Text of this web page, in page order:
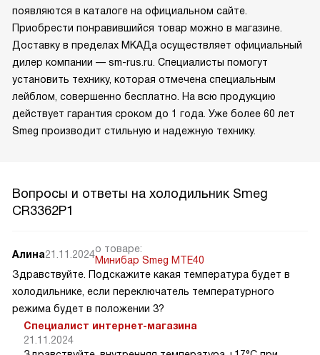
появляются в каталоге на официальном сайте.
Приобрести понравившийся товар можно в магазине.
Доставку в пределах МКАДа осуществляет официальный
дилер компании — sm-rus.ru. Специалисты помогут
установить технику, которая отмечена специальным
лейблом, совершенно бесплатно. На всю продукцию
действует гарантия сроком до 1 года. Уже более 60 лет
Smeg производит стильную и надежную технику.
Вопросы и ответы на холодильник Smeg
CR3362P1
Алина21.11.2024о товаре:
Минибар Smeg MTE40
Здравствуйте. Подскажите какая температура будет в
холодильнике, если переключатель температурного
режима будет в положении 3?
Специалист интернет-магазина
21.11.2024